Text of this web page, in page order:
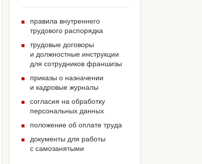
правила внутреннего
трудового распорядка
трудовые договоры
и должностные инструкции
для сотрудников франшизы
приказы о назначении
и кадровые журналы
согласия на обработку
персональных данных
положение об оплате труда
документы для работы
с самозанятыми